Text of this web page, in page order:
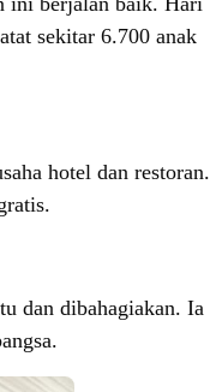
sekitar 6.700 anak
hotel dan restoran.
dan dibahagiakan. Ia